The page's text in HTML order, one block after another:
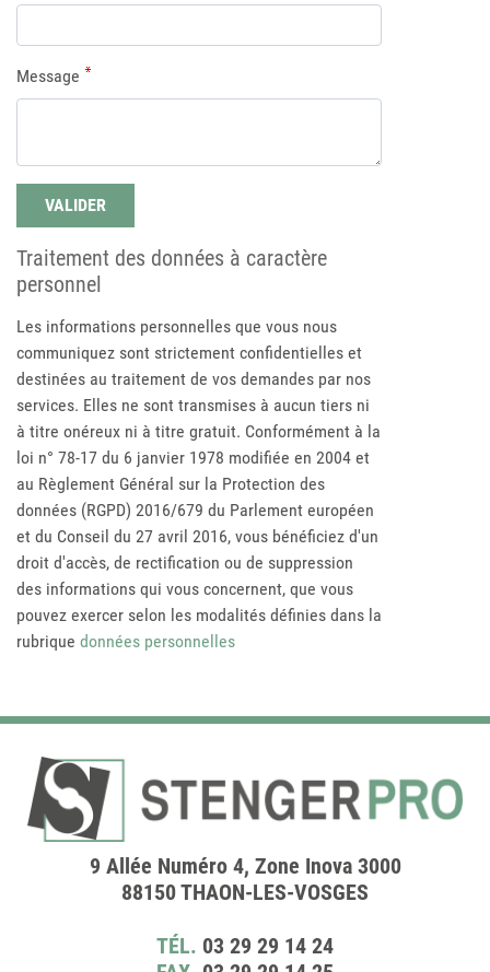
Message
Traitement des données à caractère
personnel
Les informations personnelles que vous nous
communiquez sont strictement confidentielles et
destinées au traitement de vos demandes par nos
services. Elles ne sont transmises à aucun tiers ni
à titre onéreux ni à titre gratuit. Conformément à la
loi n° 78-17 du 6 janvier 1978 modifiée en 2004 et
au Règlement Général sur la Protection des
données (RGPD) 2016/679 du Parlement européen
et du Conseil du 27 avril 2016, vous bénéficiez d'un
droit d'accès, de rectification ou de suppression
des informations qui vous concernent, que vous
pouvez exercer selon les modalités définies dans la
rubrique données personnelles
9 Allée Numéro 4, Zone Inova 3000
88150 THAON-LES-VOSGES
TÉL. 03 29 29 14 24